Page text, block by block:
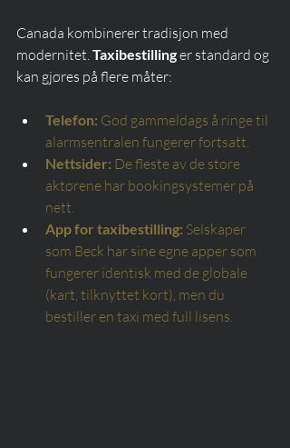
Canada kombinerer tradisjon med
modernitet. Taxibestilling er standard og
kan gjøres på flere måter:
Telefon: God gammeldags å ringe til
alarmsentralen fungerer fortsatt.
Nettsider: De fleste av de store
aktørene har bookingsystemer på
nett.
App for taxibestilling: Selskaper
som Beck har sine egne apper som
fungerer identisk med de globale
(kart, tilknyttet kort), men du
bestiller en taxi med full lisens.